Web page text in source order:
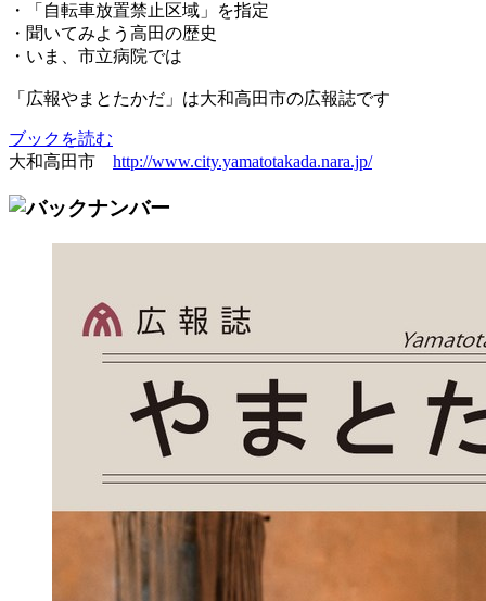
・「自転車放置禁止区域」を指定
・聞いてみよう高田の歴史
・いま、市立病院では
「広報やまとたかだ」は大和高田市の広報誌です
ブックを読む
大和高田市 http://www.city.yamatotakada.nara.jp/